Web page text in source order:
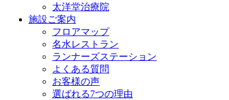
太洋堂治療院
施設ご案内
フロアマップ
名水レストラン
ランナーズステーション
よくある質問
お客様の声
選ばれる7つの理由